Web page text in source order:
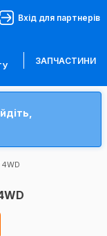
Вхід для партнерів
ЗАПЧАСТИНИ
4WD